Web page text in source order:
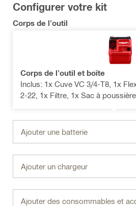
Configurer votre kit
Corps de l'outil
Corps de l'outil et boîte
Inclus: 1x Cuve VC 3/4-T8, 1x
2-22, 1x Filtre, 1x Sac à
Ajouter une batterie
Ajouter un chargeur
Ajouter des consommables et